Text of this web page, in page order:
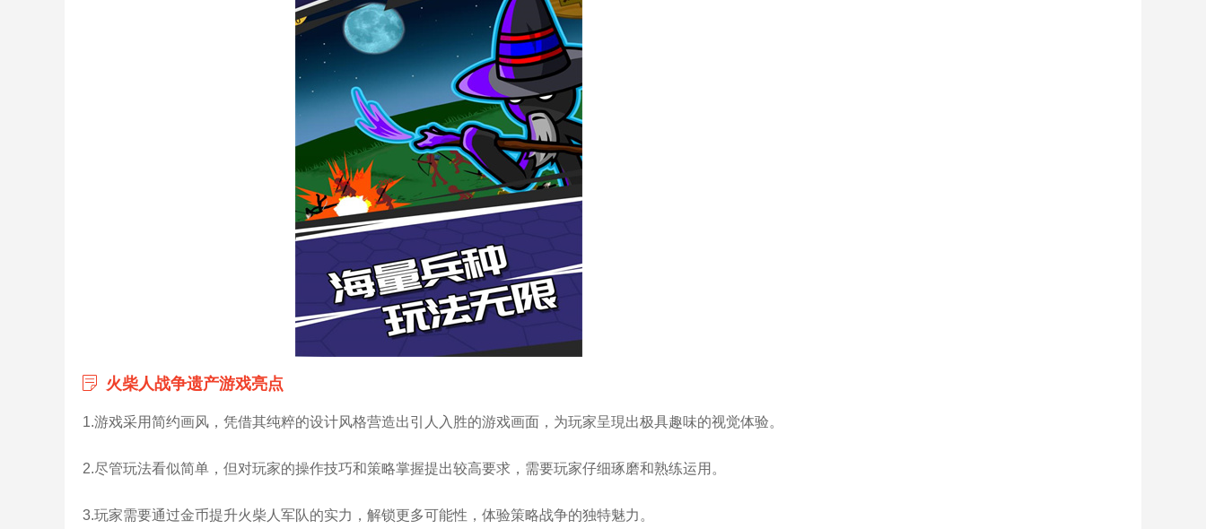
火柴人战争遗产游戏亮点
1.游戏采用简约画风，凭借其纯粹的设计风格营造出引人入胜的游戏画面，为玩家呈現出极具趣味的视觉体验。
2.尽管玩法看似简单，但对玩家的操作技巧和策略掌握提出较高要求，需要玩家仔细琢磨和熟练运用。
3.玩家需要通过金币提升火柴人军队的实力，解锁更多可能性，体验策略战争的独特魅力。